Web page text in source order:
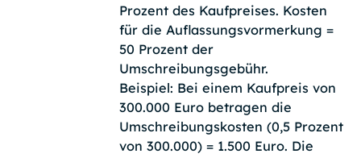
Prozent des Kaufpreises. Kosten
für die Auflassungsvormerkung =
50 Prozent der
Umschreibungsgebühr.
Beispiel: Bei einem Kaufpreis von
300.000 Euro betragen die
Umschreibungskosten (0,5 Prozent
von 300.000) = 1.500 Euro. Die